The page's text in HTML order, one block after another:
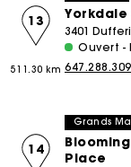
13
511.30 km
3401
Ouvert -
Grands
Place
14